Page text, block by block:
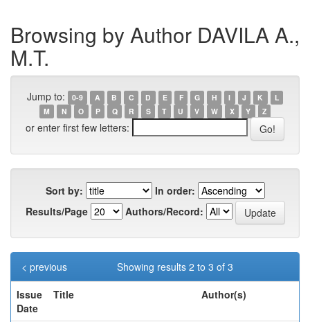
Browsing by Author DAVILA A.,
M.T.
Jump to: 0-9 A B C D E F G H I J K
L
M
N O P Q R S T U V W X Y Z
or enter first few letters:
Sort by:
In order:
Results/Page
Authors/Record:
Showing results 2 to 3 of 3
< previous
Issue
Date
Title Author(s)